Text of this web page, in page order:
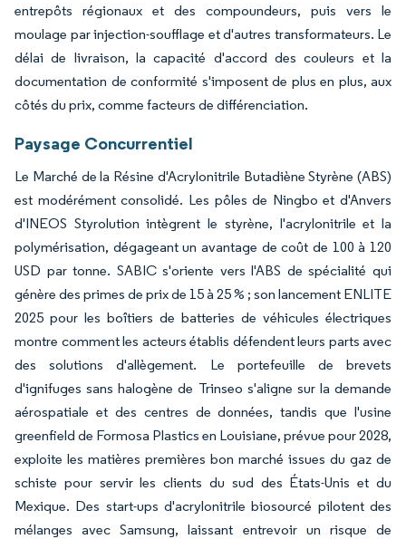
entrepôts régionaux et des compoundeurs, puis vers le
moulage par injection-soufflage et d'autres transformateurs. Le
délai de livraison, la capacité d'accord des couleurs et la
documentation de conformité s'imposent de plus en plus, aux
côtés du prix, comme facteurs de différenciation.
Paysage Concurrentiel
Le Marché de la Résine d'Acrylonitrile Butadiène Styrène (ABS)
est modérément consolidé. Les pôles de Ningbo et d'Anvers
d'INEOS Styrolution intègrent le styrène, l'acrylonitrile et la
polymérisation, dégageant un avantage de coût de 100 à 120
USD par tonne. SABIC s'oriente vers l'ABS de spécialité qui
génère des primes de prix de 15 à 25 % ; son lancement ENLITE
2025 pour les boîtiers de batteries de véhicules électriques
montre comment les acteurs établis défendent leurs parts avec
des solutions d'allègement. Le portefeuille de brevets
d'ignifuges sans halogène de Trinseo s'aligne sur la demande
aérospatiale et des centres de données, tandis que l'usine
greenfield de Formosa Plastics en Louisiane, prévue pour 2028,
exploite les matières premières bon marché issues du gaz de
schiste pour servir les clients du sud des États-Unis et du
Mexique. Des start-ups d'acrylonitrile biosourcé pilotent des
mélanges avec Samsung, laissant entrevoir un risque de